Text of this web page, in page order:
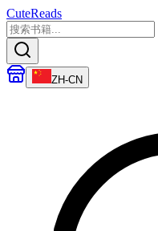
CuteReads
ZH-CN